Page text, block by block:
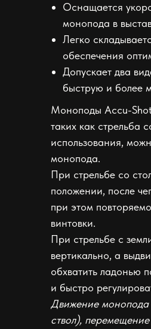
Оснащается
монопода в
Легко
обеспечения
Допускает два
быструю и более
Моноподы Accu-Shot
таких как стрельба
использования,
монопода.
При стрельбе со
положении, после
при этом
винтовки.
При стрельбе с
вертикально, а
обхватить ладонью
и быстро
Движение монопода
ствол),